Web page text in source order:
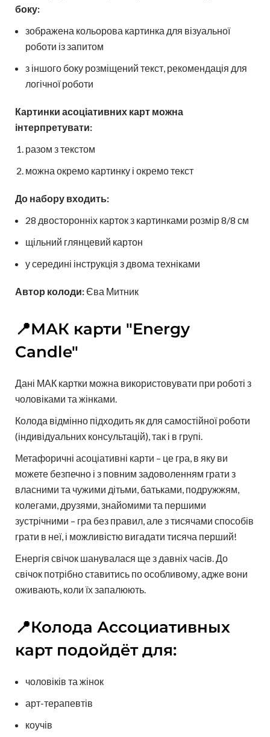
боку:
зображена кольорова картинка для візуальної
роботи із запитом
з іншого боку розміщений текст, рекомендація для
логічної роботи
Картинки асоціативних карт можна
інтерпретувати:
разом з текстом
можна окремо картинку і окремо текст
До набору входить:
28 двосторонніх карток з картинками розмір 8/8 см
щільний глянцевий картон
у середині інструкція з двома техніками
Автор колоди:Єва Митник
📍МАК карти "Energy
Candle"
Дані МАК картки можна використовувати при роботі з
чоловіками та жінками.
Колода відмінно підходить як для самостійної роботи
(індивідуальних консультацій), так і в групі.
Метафоричні асоціативні карти – це гра, в яку ви
можете безпечно і з повним задоволенням грати з
власними та чужими дітьми, батьками, подружжям,
колегами, друзями, знайомими та першими
зустрічними – гра без правил, але з тисячами способів
грати в неї, і можливістю вигадати тисяча перший!
Енергія свічок шанувалася ще з давніх часів. До
свічок потрібно ставитись по особливому, адже вони
оживають, коли їх запалюють.
📍Колода Ассоциативных
карт подойдёт для:
чоловіків та жінок
арт-терапевтів
коучів